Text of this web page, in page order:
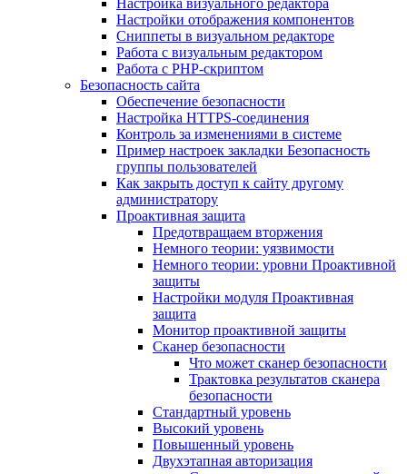
Настройка визуального редактора
Настройки отображения компонентов
Сниппеты в визуальном редакторе
Работа с визуальным редактором
Работа с PHP-скриптом
Безопасность сайта
Обеспечение безопасности
Настройка HTTPS-соединения
Контроль за изменениями в системе
Пример настроек закладки Безопасность
группы пользователей
Как закрыть доступ к сайту другому
администратору
Проактивная защита
Предотвращаем вторжения
Немного теории: уязвимости
Немного теории: уровни Проактивной
защиты
Настройки модуля Проактивная
защита
Монитор проактивной защиты
Сканер безопасности
Что может сканер безопасности
Трактовка результатов сканера
безопасности
Стандартный уровень
Высокий уровень
Повышенный уровень
Двухэтапная авторизация